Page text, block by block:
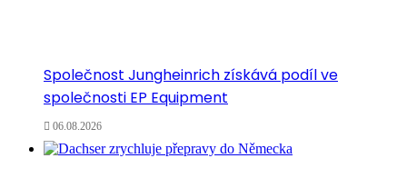
Společnost Jungheinrich získává podíl ve
společnosti EP Equipment
06.08.2026